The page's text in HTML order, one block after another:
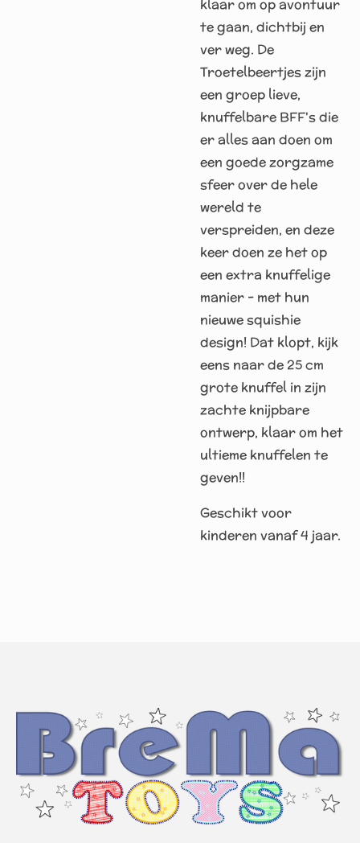
klaar om op avontuur
te gaan, dichtbij en
ver weg. De
Troetelbeertjes zijn
een groep lieve,
knuffelbare BFF's die
er alles aan doen om
een ​​goede zorgzame
sfeer over de hele
wereld te
verspreiden, en deze
keer doen ze het op
een extra knuffelige
manier - met hun
nieuwe squishie
design! Dat klopt, kijk
eens naar de 25 cm
grote knuffel in zijn
zachte knijpbare
ontwerp, klaar om het
ultieme knuffelen te
geven!!
Geschikt voor
kinderen vanaf 4 jaar.